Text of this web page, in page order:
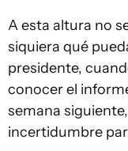
A esta altura no
siquiera qué
presidente,
conocer el
semana
incertidumbre